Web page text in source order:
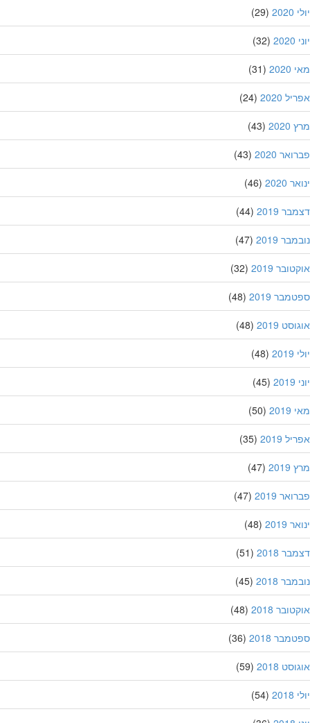
(29)
(32)
(31)
2020
(24)
(43)
2020
(43)
2020
(46)
2019
(44)
2019
(47)
2019
(32)
2019
(48)
2019
(48)
(48)
(45)
(50)
2019
(35)
(47)
2019
(47)
2019
(48)
2018
(51)
2018
(45)
2018
(48)
2018
(36)
2018
(59)
(54)